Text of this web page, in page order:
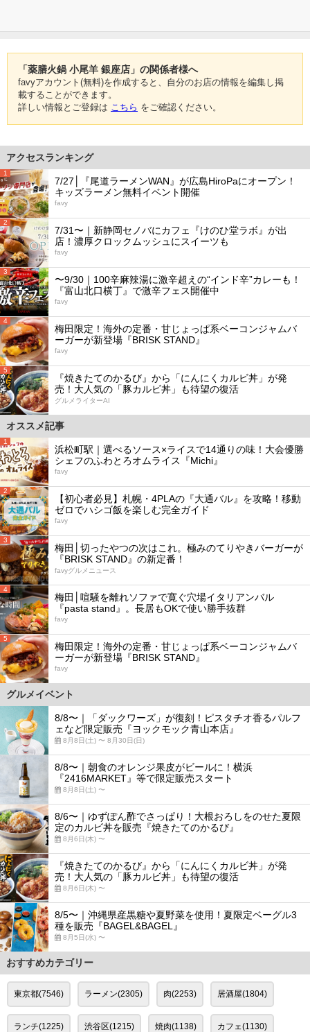
「薬膳火鍋 小尾羊 銀座店」の関係者様へ
favyアカウント(無料)を作成すると、自分のお店の情報を編集し掲
載することができます。
詳しい情報とご登録は こちら をご確認ください。
アクセスランキング
1
7/27│『尾道ラーメンWAN』が広島HiroPaにオープン！
キッズラーメン無料イベント開催
favy
2
7/31〜｜新静岡セノバにカフェ『けのひ堂ラボ』が出
店！濃厚クロックムッシュにスイーツも
favy
3
〜9/30｜100辛麻辣湯に激辛超えの“インド辛”カレーも！
『富山北口横丁』で激辛フェス開催中
favy
4
梅田限定！海外の定番・甘じょっぱ系ベーコンジャムバ
ーガーが新登場『BRISK STAND』
favy
5
『焼きたてのかるび』から「にんにくカルビ丼」が発
売！大人気の「豚カルビ丼」も待望の復活
グルメライターAI
オススメ記事
1
浜松町駅｜選べるソース×ライスで14通りの味！大会優勝
シェフのふわとろオムライス『Michi』
favy
2
【初心者必見】札幌・4PLAの『大通バル』を攻略！移動
ゼロでハシゴ飯を楽しむ完全ガイド
favy
3
梅田│切ったやつの次はこれ。極みのてりやきバーガーが
『BRISK STAND』の新定番！
favyグルメニュース
4
梅田│喧騒を離れソファで寛ぐ穴場イタリアンバル
『pasta stand』。長居もOKで使い勝手抜群
favy
5
梅田限定！海外の定番・甘じょっぱ系ベーコンジャムバ
ーガーが新登場『BRISK STAND』
favy
グルメイベント
8/8〜｜「ダックワーズ」が復刻！ピスタチオ香るパルフ
ェなど限定販売『ヨックモック青山本店』
8月8日(土) 〜 8月30日(日)
8/8〜｜朝食のオレンジ果皮がビールに！横浜
『2416MARKET』等で限定販売スタート
8月8日(土) 〜
8/6〜｜ゆずぽん酢でさっぱり！大根おろしをのせた夏限
定のカルビ丼を販売『焼きたてのかるび』
8月6日(木) 〜
『焼きたてのかるび』から「にんにくカルビ丼」が発
売！大人気の「豚カルビ丼」も待望の復活
8月6日(木) 〜
8/5〜｜沖縄県産黒糖や夏野菜を使用！夏限定ベーグル3
種を販売『BAGEL&BAGEL』
8月5日(水) 〜
おすすめカテゴリー
東京都(7546) ラーメン(2305) 肉(2253) 居酒屋(1804)
ランチ(1225) 渋谷区(1215) 焼肉(1138) カフェ(1130)